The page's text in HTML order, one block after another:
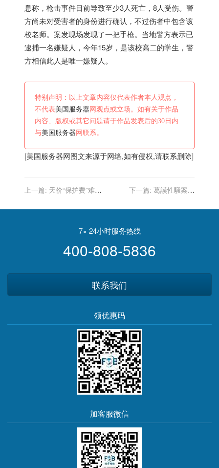
息称，枪击事件目前导致至少3人死亡，8人受伤。警
方尚未对受害者的身份进行确认，不过伤者中包含该
校老师。案发现场发现了一把手枪。当地警方表示已
逮捕一名嫌疑人，今年15岁，是该校高二的学生，警
方相信此人是唯一嫌疑人。
特别声明：以上文章内容仅代表作者本人观点，
不代表美国服务器 网观点或立场。如有关于作品
内容、版权或其它问题请于作品发表后的30日内
与美国服务器 网联系。
[美国服务器网图文来源于网络,如有侵权,请联系删除]
上一篇: 天价“保护费”难
多台湾离危险越近
下一篇: 葛謨性騷案：
播的新聞室風暴
7× 24小时服务热线
400-808-5836
联系我们
领优惠码
加客服微信